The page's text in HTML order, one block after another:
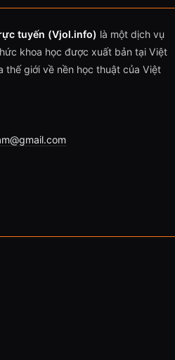
tuyến (Vjol.info) là một dịch vụ
khoa học được xuất bản tại Việt
thế giới về nền học thuật của Việt